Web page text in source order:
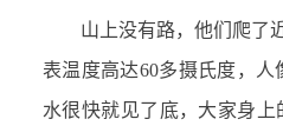
山上没有路，他们爬了
表温度高达60多摄氏度，
水很快就见了底，大家身上